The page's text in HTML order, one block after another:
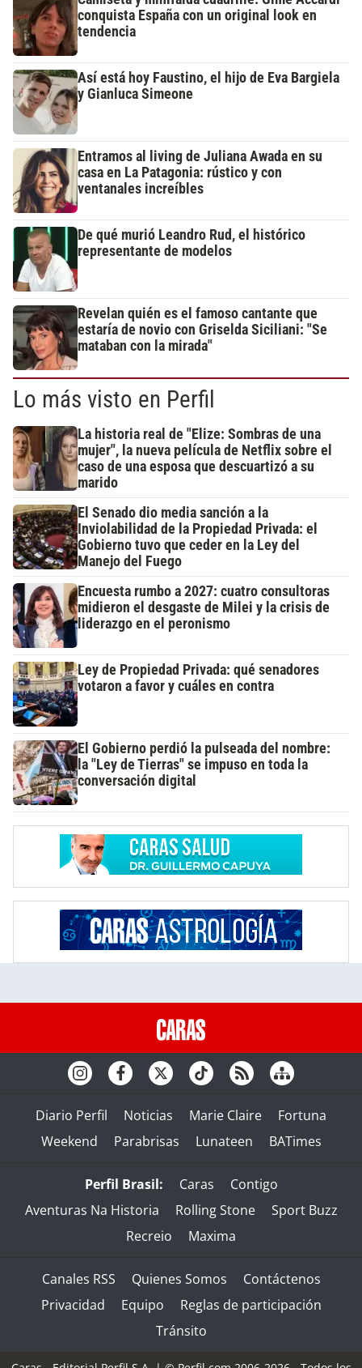
conquista España con un original look en
tendencia
Así está hoy Faustino, el hijo de Eva Bargiela
y Gianluca Simeone
Entramos al living de Juliana Awada en su
casa en La Patagonia: rústico y con
ventanales increíbles
De qué murió Leandro Rud, el histórico
representante de modelos
Revelan quién es el famoso cantante que
estaría de novio con Griselda Siciliani: "Se
mataban con la mirada"
Lo más visto en Perfil
La historia real de "Elize: Sombras de una
mujer", la nueva película de Netflix sobre el
caso de una esposa que descuartizó a su
marido
El Senado dio media sanción a la
Inviolabilidad de la Propiedad Privada: el
Gobierno tuvo que ceder en la Ley del
Manejo del Fuego
Encuesta rumbo a 2027: cuatro consultoras
midieron el desgaste de Milei y la crisis de
liderazgo en el peronismo
Ley de Propiedad Privada: qué senadores
votaron a favor y cuáles en contra
El Gobierno perdió la pulseada del nombre:
la "Ley de Tierras" se impuso en toda la
conversación digital
Diario Perfil Noticias Marie Claire
Fortuna
Weekend
Parabrisas Lunateen BATimes
Perfil Brasil: Caras
Contigo
Aventuras Na Historia
Rolling Stone
Sport Buzz
Recreio
Maxima
Canales RSS Quienes Somos
Contáctenos
Privacidad
Equipo
Reglas de participación
Tránsito